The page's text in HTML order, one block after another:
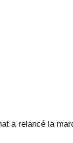
a relancé la